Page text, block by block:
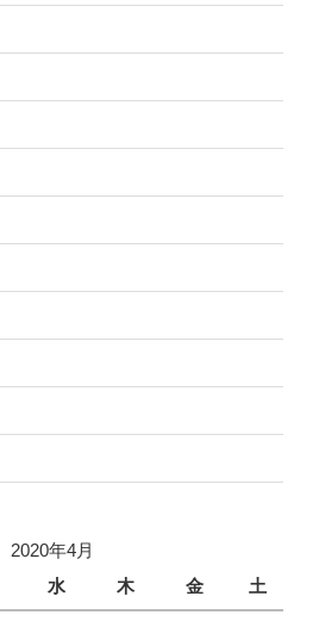
2020年4月
水 木 金 土